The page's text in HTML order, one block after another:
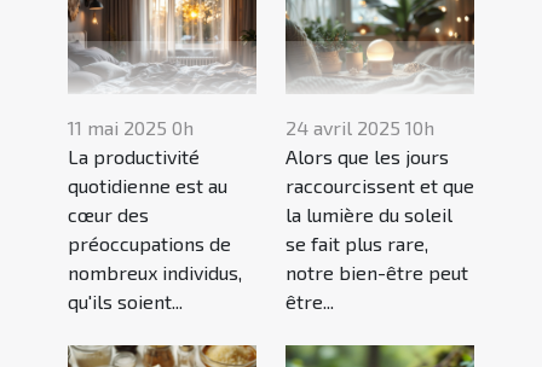
11 mai 2025 0h
La productivité
quotidienne est au
cœur des
préoccupations de
nombreux individus,
qu'ils soient...
24 avril 2025 10h
Alors que les jours
raccourcissent et que
la lumière du soleil
se fait plus rare,
notre bien-être peut
être...